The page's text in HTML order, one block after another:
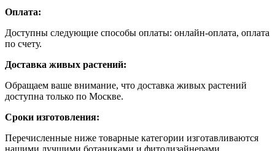
Оплата:
Доступны следующие способы оплаты: онлайн-оплата, оплата
по счету.
Доставка живых растений:
Обращаем ваше внимание, что доставка живых растений
доступна только по Москве.
Сроки изготовления:
Перечисленные ниже товарные категории изготавливаются